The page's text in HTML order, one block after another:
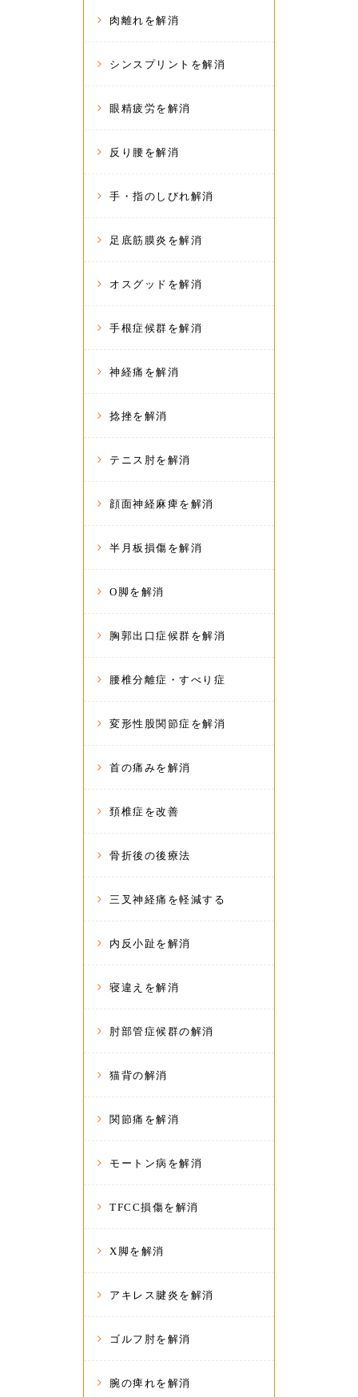
肉離れを解消
シンスプリントを解消
眼精疲労を解消
反り腰を解消
手・指のしびれ解消
足底筋膜炎を解消
オスグッドを解消
手根症候群を解消
神経痛を解消
捻挫を解消
テニス肘を解消
顔面神経麻痺を解消
半月板損傷を解消
O脚を解消
胸郭出口症候群を解消
腰椎分離症・すべり症
変形性股関節症を解消
首の痛みを解消
頚椎症を改善
骨折後の後療法
三叉神経痛を軽減する
内反小趾を解消
寝違えを解消
肘部管症候群の解消
猫背の解消
関節痛を解消
モートン病を解消
TFCC損傷を解消
X脚を解消
アキレス腱炎を解消
ゴルフ肘を解消
腕の痺れを解消